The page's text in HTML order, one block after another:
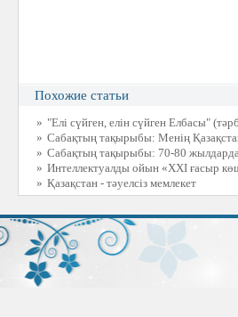
Похожие статьи
» "Елі сүйген, елін сүйген Елбасы"
» Сабақтың тақырыбы: Менің
» Сабақтың тақырыбы: 70-80
» Интеллектуалды ойын «ХХІ ғасыр
» Қазақстан - тәуелсіз мемлекет